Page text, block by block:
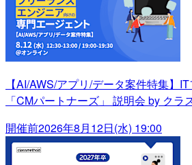
【AI/AWS/アプリ/データ案件特集】
「CMパートナーズ」 説明会 by クラ
開催前2026年8月12日(水) 19:00